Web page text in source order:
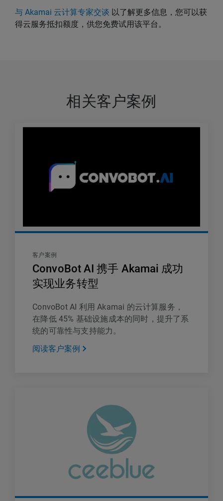
与 Akamai 云计算专家交谈 以了解更多信息，您可以获
得云服务抵扣额度，供您免费试用该平台。
相关客户案例
客户案例
ConvoBot AI 携手 Akamai 成功
实现业务转型
ConvoBot AI 利用 Akamai 的云计算服务，
在降低 45% 基础设施成本的同时，提升了系
统的可靠性与支持能力。
阅读客户案例